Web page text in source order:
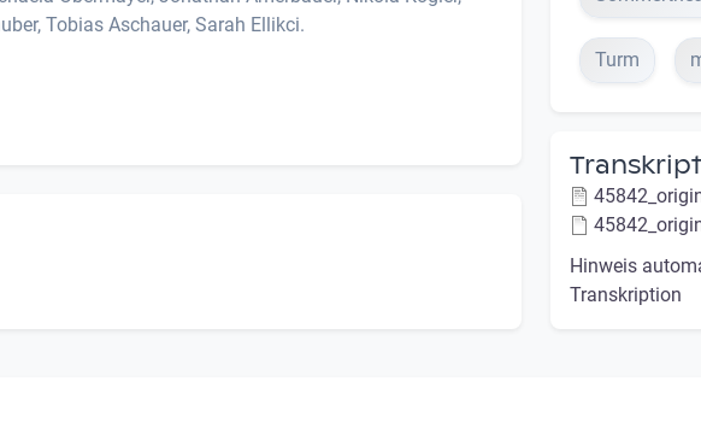
Tobias Aschauer, Sarah Ellikci.
Turm
Hinweis
Transkription